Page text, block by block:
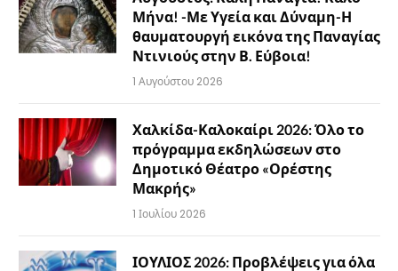
Μήνα! -Με Υγεία και Δύναμη-Η
θαυματουργή εικόνα της Παναγίας
Ντινιούς στην Β. Εύβοια!
1 Αυγούστου 2026
Χαλκίδα-Καλοκαίρι 2026: Όλο το
πρόγραμμα εκδηλώσεων στο
Δημοτικό Θέατρο «Ορέστης
Μακρής»
1 Ιουλίου 2026
ΙΟΥΛΙΟΣ 2026: Προβλέψεις για όλα